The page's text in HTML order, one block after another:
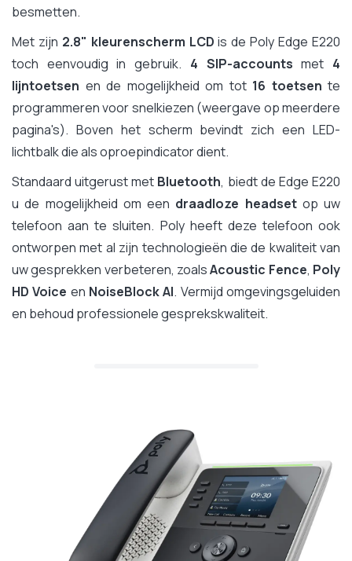
besmetten.
Met zijn 2.8" kleurenscherm LCD is de Poly Edge E220
toch eenvoudig in gebruik. 4 SIP-accounts met 4
lijntoetsen en de mogelijkheid om tot 16 toetsen te
programmeren voor snelkiezen (weergave op meerdere
pagina's). Boven het scherm bevindt zich een LED-
lichtbalk die als oproepindicator dient.
Standaard uitgerust met Bluetooth, biedt de Edge E220
u de mogelijkheid om een draadloze headsetop uw
telefoon aan te sluiten. Poly heeft deze telefoon ook
ontworpen met al zijn technologieën die de kwaliteit van
uw gesprekken verbeteren, zoalsAcoustic Fence, Poly
HD Voice en NoiseBlock AI. Vermijd omgevingsgeluiden
en behoud professionele gesprekskwaliteit.